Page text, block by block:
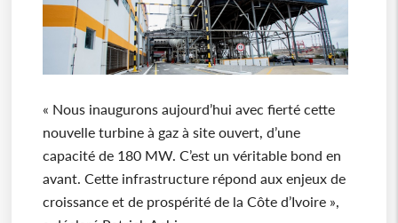
« Nous inaugurons aujourd’hui avec fierté cette
nouvelle turbine à gaz à site ouvert, d’une
capacité de 180 MW. C’est un véritable bond en
avant. Cette infrastructure répond aux enjeux de
croissance et de prospérité de la Côte d’Ivoire »,